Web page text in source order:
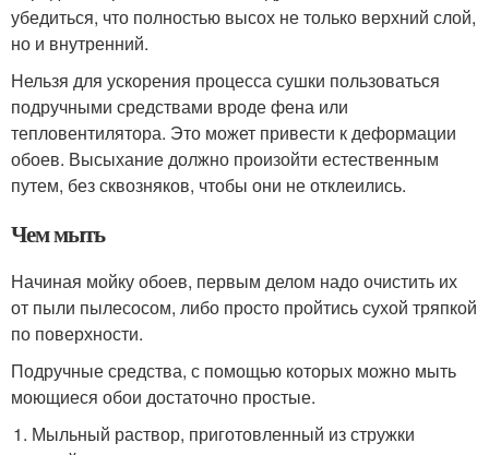
убедиться, что полностью высох не только верхний слой,
но и внутренний.
Нельзя для ускорения процесса сушки пользоваться
подручными средствами вроде фена или
тепловентилятора. Это может привести к деформации
обоев. Высыхание должно произойти естественным
путем, без сквозняков, чтобы они не отклеились.
Чем мыть
Начиная мойку обоев, первым делом надо очистить их
от пыли пылесосом, либо просто пройтись сухой тряпкой
по поверхности.
Подручные средства, с помощью которых можно мыть
моющиеся обои достаточно простые.
Мыльный раствор, приготовленный из стружки